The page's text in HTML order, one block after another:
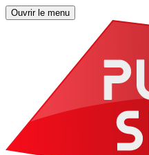
Ouvrir le menu